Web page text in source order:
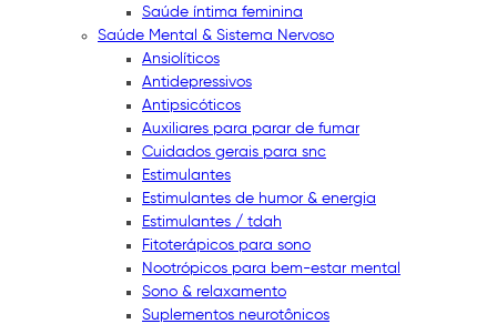
Saúde íntima feminina
Saúde Mental & Sistema Nervoso
Ansiolíticos
Antidepressivos
Antipsicóticos
Auxiliares para parar de fumar
Cuidados gerais para snc
Estimulantes
Estimulantes de humor & energia
Estimulantes / tdah
Fitoterápicos para sono
Nootrópicos para bem-estar mental
Sono & relaxamento
Suplementos neurotônicos